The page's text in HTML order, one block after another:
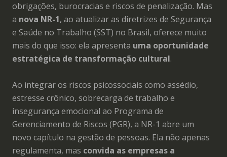
obrigações, burocracias e riscos de penalização. Mas
a nova NR-1, ao atualizar as diretrizes de Segurança
e Saúde no Trabalho (SST) no Brasil, oferece muito
mais do que isso: ela apresenta uma oportunidade
estratégica de transformação cultural.
Ao integrar os riscos psicossociais como assédio,
estresse crônico, sobrecarga de trabalho e
insegurança emocional ao Programa de
Gerenciamento de Riscos (PGR), a NR-1 abre um
novo capítulo na gestão de pessoas. Ela não apenas
regulamenta, mas convida as empresas a